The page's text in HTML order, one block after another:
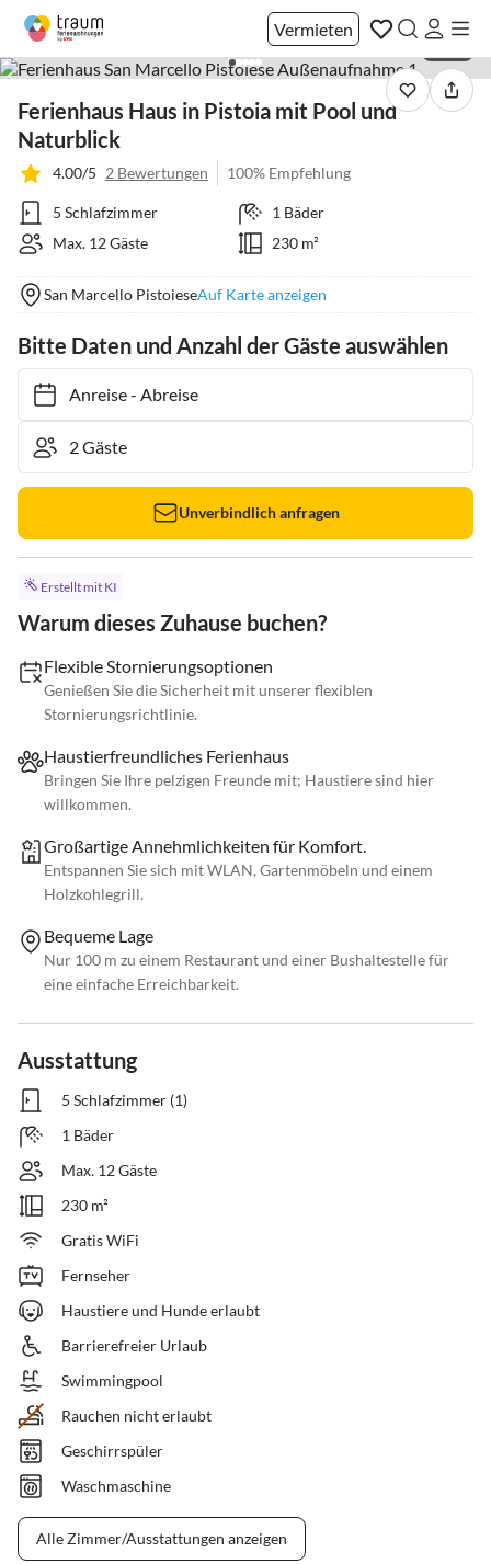
Vermieten
Ferienhaus Haus in Pistoia mit Pool und
Naturblick
4.00/5 2 Bewertungen 100% Empfehlung
5 Schlafzimmer
1 Bäder
Max. 12 Gäste
230 m²
San Marcello PistoieseAuf Karte anzeigen
Bitte Daten und Anzahl der Gäste auswählen
Anreise- Abreise
Unverbindlich anfragen
Erstellt mit KI
Warum dieses Zuhause buchen?
Flexible Stornierungsoptionen
Genießen Sie die Sicherheit mit unserer flexiblen
Stornierungsrichtlinie.
Haustierfreundliches Ferienhaus
Bringen Sie Ihre pelzigen Freunde mit; Haustiere sind hier
willkommen.
Großartige Annehmlichkeiten für Komfort.
Entspannen Sie sich mit WLAN, Gartenmöbeln und einem
Holzkohlegrill.
Bequeme Lage
Nur 100 m zu einem Restaurant und einer Bushaltestelle für
eine einfache Erreichbarkeit.
Ausstattung
5 Schlafzimmer (1)
1 Bäder
Max. 12 Gäste
230 m²
Gratis WiFi
Fernseher
Haustiere und Hunde erlaubt
Barrierefreier Urlaub
Swimmingpool
Rauchen nicht erlaubt
Geschirrspüler
Waschmaschine
Alle Zimmer/Ausstattungen anzeigen